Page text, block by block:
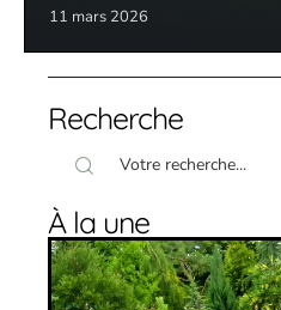
11 mars 2026
Recherche
À la une